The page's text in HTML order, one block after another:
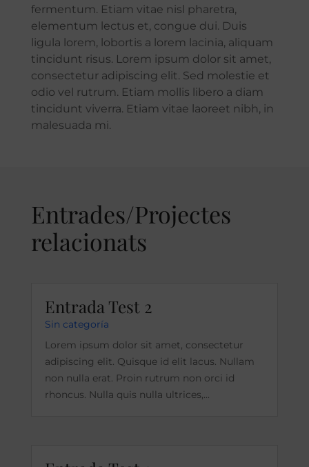
fermentum. Etiam vitae nisl pharetra,
elementum lectus et, congue dui. Duis
ligula lorem, lobortis a lorem lacinia, aliquam
tincidunt risus. Lorem ipsum dolor sit amet,
consectetur adipiscing elit. Sed molestie et
odio vel rutrum. Etiam mollis libero a diam
tincidunt viverra. Etiam vitae laoreet nibh, in
malesuada mi.
Entrades/Projectes
relacionats
Entrada Test 2
Sin categoría
Lorem ipsum dolor sit amet, consectetur
adipiscing elit. Quisque id elit lacus. Nullam
non nulla erat. Proin rutrum non orci id
rhoncus. Nulla quis nulla ultrices,...